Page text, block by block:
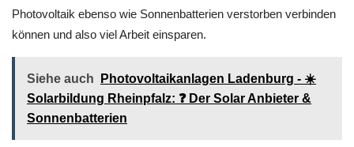
nehmen sollten? Diese Frage ist leicht zu beantworten. Zum
einen, weil Sie eben die Services wie Solaranlagen und
können und also viel Arbeit einsparen.
Siehe auch Photovoltaikanlagen Ladenburg - ☀️